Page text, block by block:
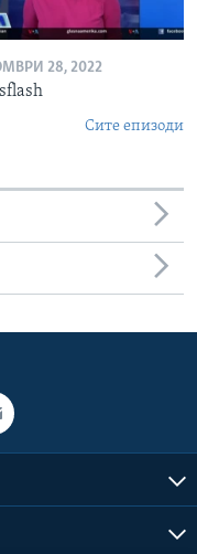
28, 2022
Сите епизоди